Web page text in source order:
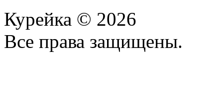
Курейка © 2026
Все права защищены.